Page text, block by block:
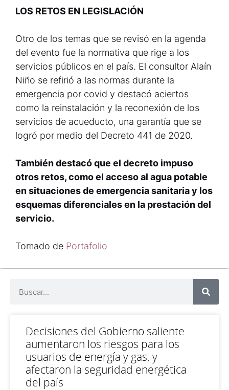
LOS RETOS EN LEGISLACIÓN
Otro de los temas que se revisó en la agenda
del evento fue la normativa que rige a los
servicios públicos en el país. El consultor Alaín
Niño se refirió a las normas durante la
emergencia por covid y destacó aciertos
como la reinstalación y la reconexión de los
servicios de acueducto, una garantía que se
logró por medio del Decreto 441 de 2020.
También destacó que el decreto impuso
otros retos, como el acceso al agua potable
en situaciones de emergencia sanitaria y los
esquemas diferenciales en la prestación del
servicio.
Tomado de Portafolio
Decisiones del Gobierno saliente
aumentaron los riesgos para los
usuarios de energía y gas, y
afectaron la seguridad energética
del país